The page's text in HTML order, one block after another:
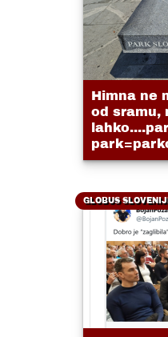
Himna ne
od sramu,
GLOBUS